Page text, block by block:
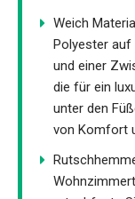
Weich
Polyester auf
und einer
die für ein
unter den
von Komfort